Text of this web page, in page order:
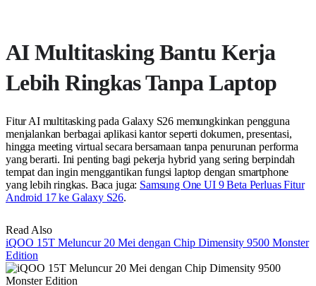
AI Multitasking Bantu Kerja
Lebih Ringkas Tanpa Laptop
Fitur AI multitasking pada Galaxy S26 memungkinkan pengguna
menjalankan berbagai aplikasi kantor seperti dokumen, presentasi,
hingga meeting virtual secara bersamaan tanpa penurunan performa
yang berarti. Ini penting bagi pekerja hybrid yang sering berpindah
tempat dan ingin menggantikan fungsi laptop dengan smartphone
yang lebih ringkas. Baca juga: Samsung One UI 9 Beta Perluas Fitur
Android 17 ke Galaxy S26.
Read Also
iQOO 15T Meluncur 20 Mei dengan Chip Dimensity 9500 Monster
Edition